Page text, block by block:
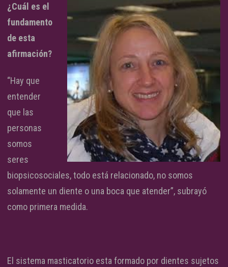
¿Cuál es el
fundamento
de esta
afirmación?
“Hay que
entender
que las
personas
somos
seres
biopsicosociales, todo está relacionado, no somos
solamente un diente o una boca que atender”, subrayó
como primera medida.
El sistema masticatorio esta formado por dientes sujetos